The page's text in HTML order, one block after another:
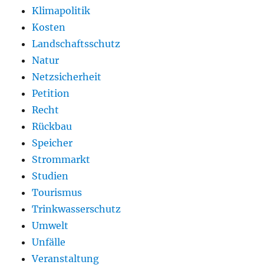
Klimapolitik
Kosten
Landschaftsschutz
Natur
Netzsicherheit
Petition
Recht
Rückbau
Speicher
Strommarkt
Studien
Tourismus
Trinkwasserschutz
Umwelt
Unfälle
Veranstaltung